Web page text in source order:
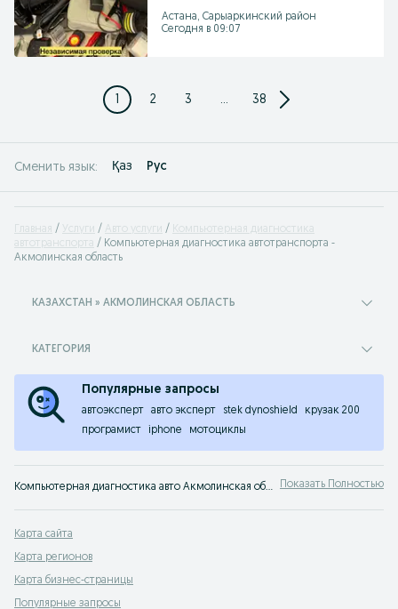
Астана, Сарыаркинский район
Сегодня в 09:07
1 2 3 ... 38
Сменить язык: Қаз Рус
Главная Услуги Авто услуги
Компьютерная диагностика
автотранспорта
Компьютерная диагностика автотранспорта -
Акмолинская область
КАЗАХСТАН » АКМОЛИНСКАЯ ОБЛАСТЬ
КАТЕГОРИЯ
Популярные запросы
автоэксперт авто эксперт stek dynoshield
крузак 200
програмист
iphone мотоциклы
Компьютерная диагностика авто Акмолинская область ⭐ Диагностика легковых и грузовых авто ✔️ Все предложения с ценами, адресами и телефонами на OLX.kz! Показать Полностью
Карта сайта
Карта регионов
Карта бизнес-страницы
Популярные запросы